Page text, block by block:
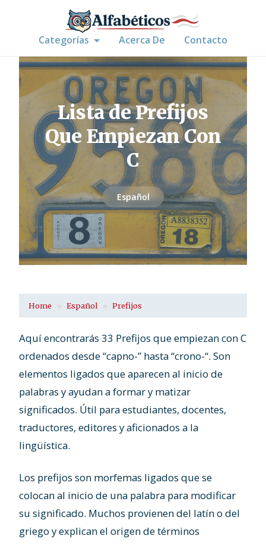
Categorías Acerca De Contacto
Lista de Prefijos
Que Empiezan Con
C
Español
Home Español Prefijos
Aquí encontrarás 33 Prefijos que empiezan con C
ordenados desde “capno-” hasta “crono-“. Son
elementos ligados que aparecen al inicio de
palabras y ayudan a formar y matizar
significados. Útil para estudiantes, docentes,
traductores, editores y aficionados a la
lingüística.
Los prefijos son morfemas ligados que se
colocan al inicio de una palabra para modificar
su significado. Muchos provienen del latín o del
griego y explican el origen de términos